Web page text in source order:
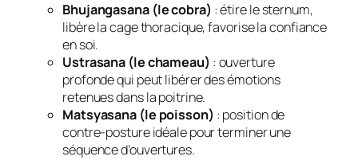
Bhujangasana (le cobra) : étire le sternum,
libère la cage thoracique, favorise la confiance
en soi.
Ustrasana (le chameau) : ouverture
profonde qui peut libérer des émotions
retenues dans la poitrine.
Matsyasana (le poisson) : position de
contre-posture idéale pour terminer une
séquence d’ouvertures.